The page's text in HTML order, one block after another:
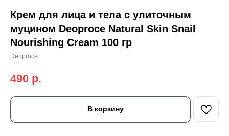
Крем для лица и тела с улиточным
муцином Deoproce Natural Skin Snail
Nourishing Cream 100 гр
Deoproce
490 р.
В корзину